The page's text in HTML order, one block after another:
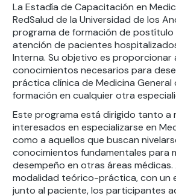
La Estadía de Capacitación en
RedSalud de la Universidad de los
programa de formación de postítulo
atención de pacientes
Interna. Su objetivo es proporcionar
conocimientos necesarios para
práctica clínica de Medicina
formación en cualquier otra
Este programa está dirigido tanto a
interesados en especializarse en
como a aquellos que buscan
conocimientos fundamentales para
desempeño en otras áreas
modalidad teórico-práctica, con un
junto al paciente, los participantes